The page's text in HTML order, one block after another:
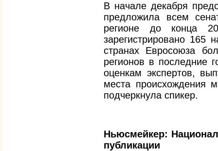
В начале декабря
предложила всем
регионе до конца
зарегистрировано 165
странах Евросоюза
регионов в последние
оценкам экспертов,
места происхождения
подчеркнула спикер.
Ньюсмейкер:
публикации